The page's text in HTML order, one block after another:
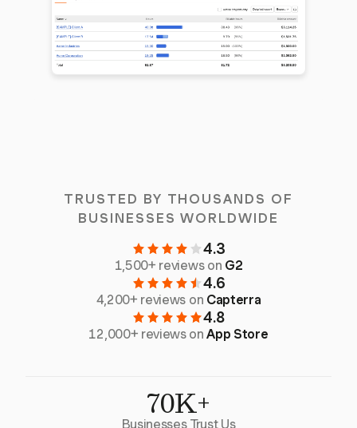
TRUSTED BY THOUSANDS OF
BUSINESSES WORLDWIDE
4.3
1,500+ reviews on G2
4.6
4,200+ reviews on Capterra
4.8
12,000+ reviews onApp Store
70K+
Businesses Trust Us